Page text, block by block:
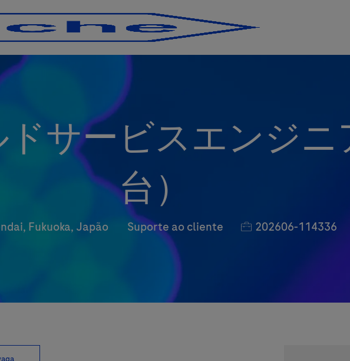
サービスエンジニ
台）
Fukuoka, Japão Categoria
Suporte ao cliente Job Id202606-114336